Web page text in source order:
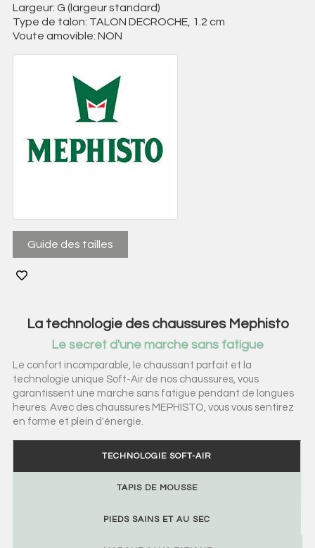
La technologie des chaussures Mephisto
Le secret d'une marche sans fatigue
Le confort incomparable, le chaussant parfait et la
technologie unique Soft-Air de nos chaussures, vous
garantissent une marche sans fatigue pendant de longues
heures. Avec des chaussures MEPHISTO, vous vous sentirez
en forme et plein d'énergie.
TECHNOLOGIE SOFT-AIR
TAPIS DE MOUSSE
PIEDS SAINS ET AU SEC
Largeur: G (largeur standard)
Type de talon: TALON DECROCHE, 1.2 cm
Voute amovible: NON
Guide des tailles